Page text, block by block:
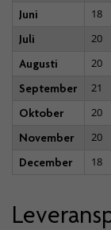
Juni
18
Juli
20
Augusti
20
September
21
Oktober
20
November
20
December
18